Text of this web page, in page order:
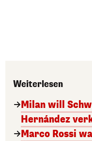
Weiterlesen
Milan will
Hernández
Marco Rossi